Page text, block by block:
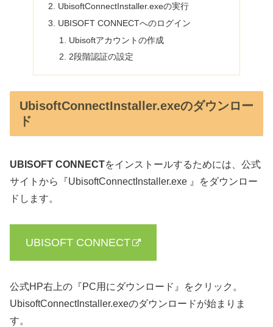
UbisoftConnectInstaller.exeの実行
UBISOFT CONNECTへのログイン
Ubisoftアカウントの作成
2段階認証の設定
UbisoftConnectInstaller.exeのダウンロー
ド
UBISOFT CONNECTをインストールするためには、公式
サイトから『UbisoftConnectInstaller.exe 』をダウンロー
ドします。
UBISOFT CONNECT
公式HP右上の『PC用にダウンロード』をクリック。
UbisoftConnectInstaller.exeのダウンロードが始まりま
す。